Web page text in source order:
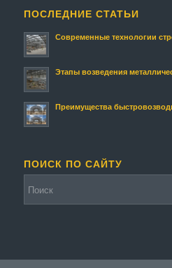
ПОСЛЕДНИЕ СТАТЬИ
Современные технологии
Этапы возведения
Преимущества
ПОИСК ПО САЙТУ